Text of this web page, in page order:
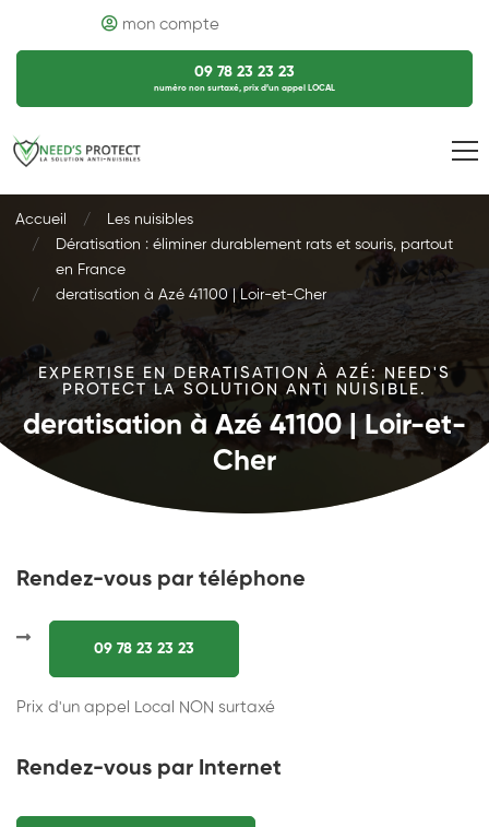
mon compte
09 78 23 23 23
numéro non surtaxé, prix d’un appel LOCAL
Accueil
Les nuisibles
Dératisation : éliminer durablement rats et souris, partout
en France
deratisation à Azé 41100 | Loir-et-Cher
EXPERTISE EN DERATISATION À AZÉ: NEED'S
PROTECT LA SOLUTION ANTI NUISIBLE.
deratisation à Azé 41100 | Loir-et-
Cher
Rendez-vous par téléphone
09 78 23 23 23
Prix d'un appel Local NON surtaxé
Rendez-vous par Internet